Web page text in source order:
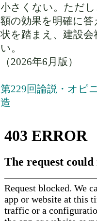
小さくない。ただ
額の効果を明確に
状を踏まえ、建設
い。
（2026年6月版）
第229回論説・オピ
造